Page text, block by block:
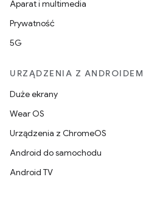
Aparat i multimedia
Prywatność
5G
URZĄDZENIA Z ANDROIDEM
Duże ekrany
Wear OS
Urządzenia z ChromeOS
Android do samochodu
Android TV